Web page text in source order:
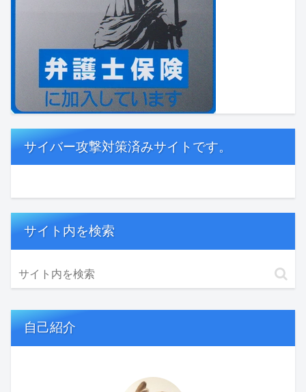
サイバー攻撃対策済みサイトです。
サイト内を検索
自己紹介